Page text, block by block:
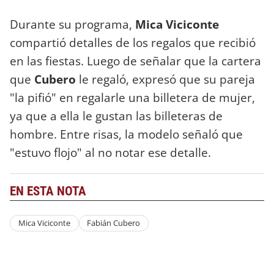
Durante su programa, Mica Viciconte
compartió detalles de los regalos que recibió
en las fiestas. Luego de señalar que la cartera
que Cubero le regaló, expresó que su pareja
"la pifió" en regalarle una billetera de mujer,
ya que a ella le gustan las billeteras de
hombre. Entre risas, la modelo señaló que
"estuvo flojo" al no notar ese detalle.
EN ESTA NOTA
Mica Viciconte Fabián Cubero